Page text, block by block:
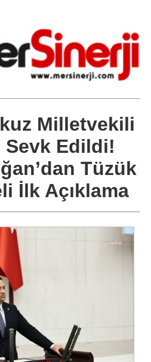
Milletvekili
Edildi!
Tüzük
İlk Açıklama